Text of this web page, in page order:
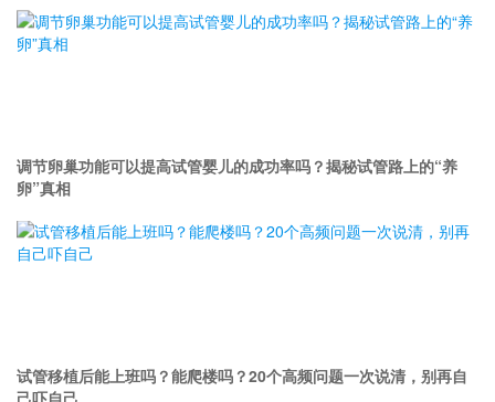
调节卵巢功能可以提高试管婴儿的成功率吗？揭秘试管路上的“养
卵”真相
试管移植后能上班吗？能爬楼吗？20个高频问题一次说清，别再自